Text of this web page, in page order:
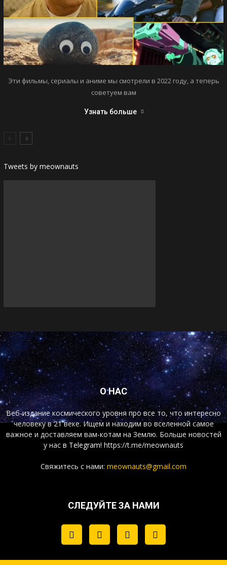
Эти фильмы, сериалы и аниме мы смотрели в 2022 году, а теперь
советуем вам
Узнать больше
Tweets by meownauts
О НАС
Веб-издание космического уровня про все то, что интересно
человеку в 21 веке. Ищем и находим во вселенной самое
важное и доставляем вам-котам на Землю. Больше новостей
у нас в Telegram! https://t.me/meownauts
Свяжитесь с нами: meownauts@gmail.com
СЛЕДУЙТЕ ЗА НАМИ